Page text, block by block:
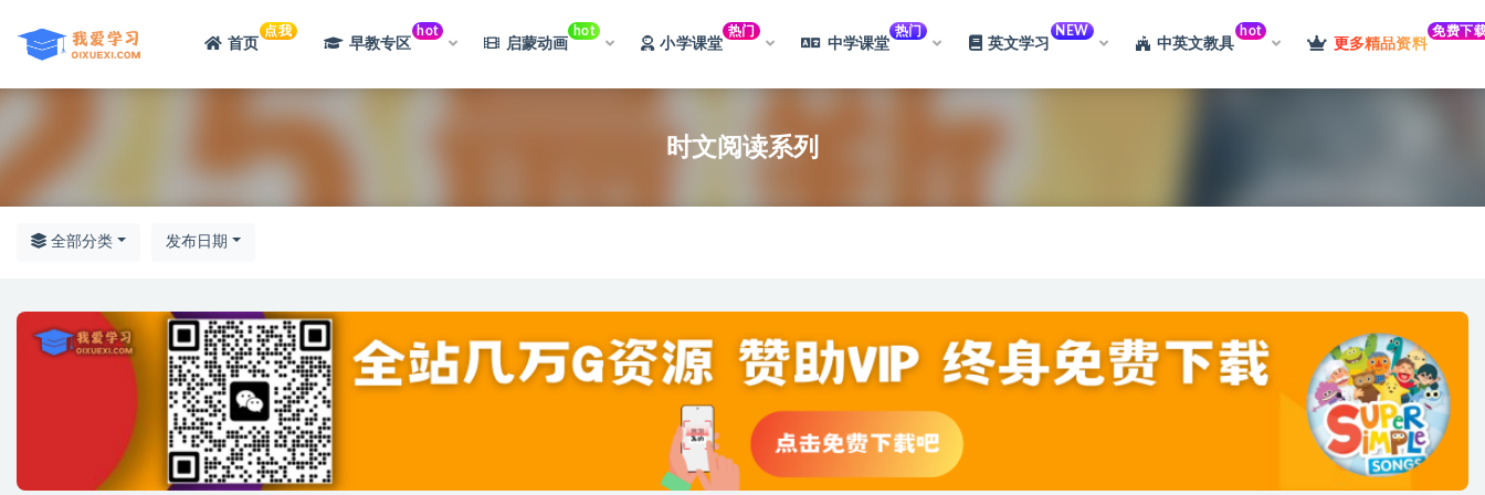
首页
点我
早教专区
hot
启蒙动画
hot
小学课堂
热门
中学课堂
热门
英文学习
NEW
中英文教具
hot
更多精品资料
免费下
时文阅读系列
全部分类 发布日期